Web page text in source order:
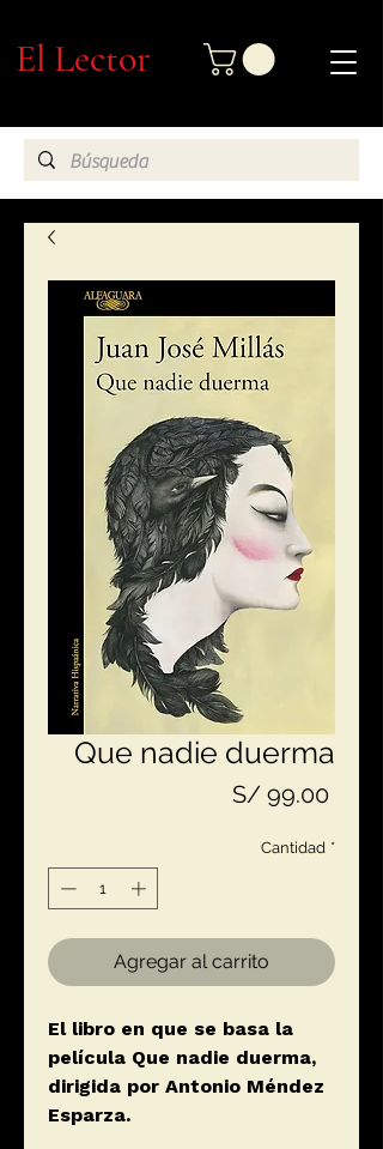
El Lector
Que nadie duerma
S/ 99.00Precio
Cantidad *
Agregar al carrito
El libro en que se basa la
película Que nadie duerma,
dirigida por Antonio Méndez
Esparza.